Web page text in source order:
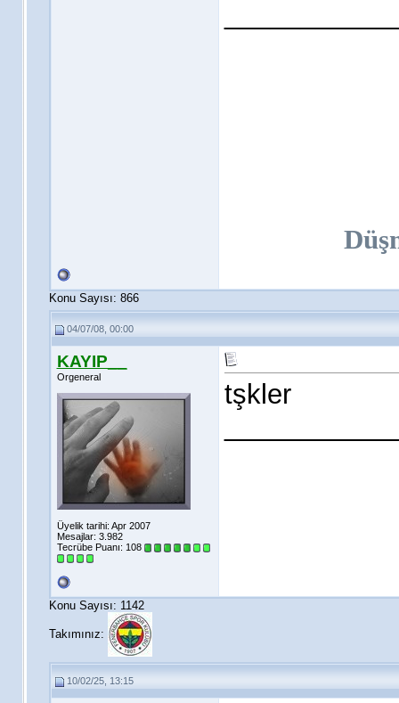
Konu Sayısı: 866
04/07/08, 00:00
KAYIP__
Orgeneral
Üyelik tarihi: Apr 2007
Mesajlar: 3.982
Tecrübe Puanı: 108
tşkler
Konu Sayısı: 1142
Takımınız:
10/02/25, 13:15